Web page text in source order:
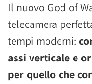
Il nuovo God of
telecamera
tempi moderni:
assi verticale e
per quello che